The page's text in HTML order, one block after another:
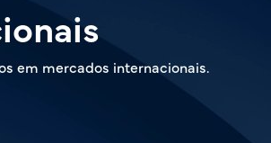
em mercados internacionais.